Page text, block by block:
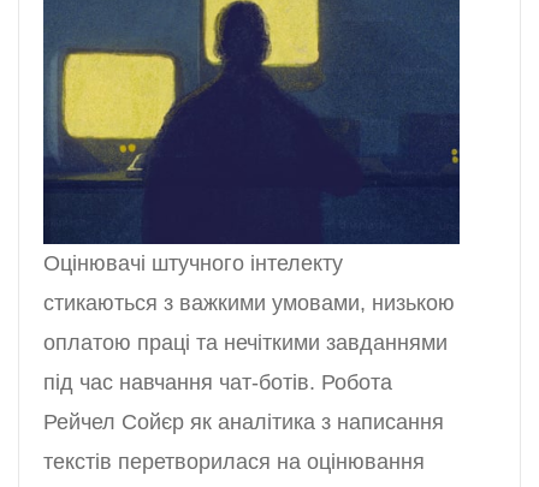
Оцінювачі штучного інтелекту
стикаються з важкими умовами, низькою
оплатою праці та нечіткими завданнями
під час навчання чат-ботів. Робота
Рейчел Сойєр як аналітика з написання
текстів перетворилася на оцінювання